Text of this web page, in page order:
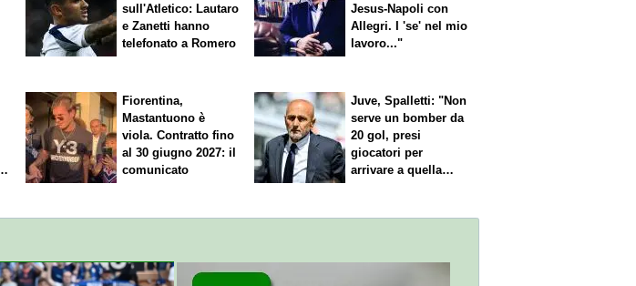
sull'Atletico: Lautaro
e Zanetti hanno
telefonato a Romero
Jesus-Napoli con
Allegri. I 'se' nel mio
lavoro..."
Fiorentina,
Mastantuono è
viola. Contratto fino
al 30 giugno 2027: il
comunicato
Juve, Spalletti: "Non
serve un bomber da
20 gol, presi
giocatori per
arrivare a quella